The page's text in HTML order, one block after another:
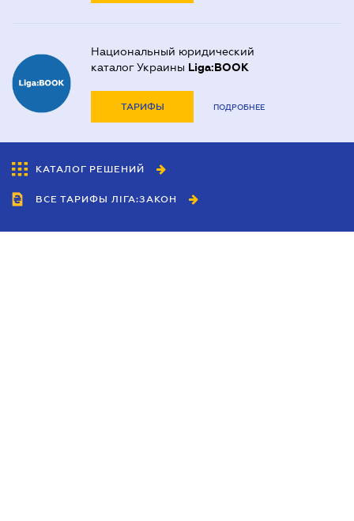
Национальный юридический
каталог Украины Liga:BOOK
ТАРИФЫ ПОДРОБНЕЕ
КАТАЛОГ РЕШЕНИЙ
ВСЕ ТАРИФЫ ЛІГА:ЗАКОН